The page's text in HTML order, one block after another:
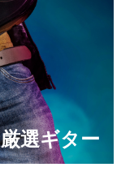
厳選ギター